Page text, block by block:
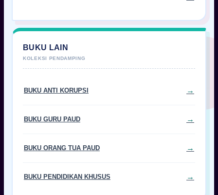
BUKU LAIN
BUKU ANTI KORUPSI
BUKU GURU PAUD
BUKU ORANG TUA PAUD
BUKU PENDIDIKAN KHUSUS